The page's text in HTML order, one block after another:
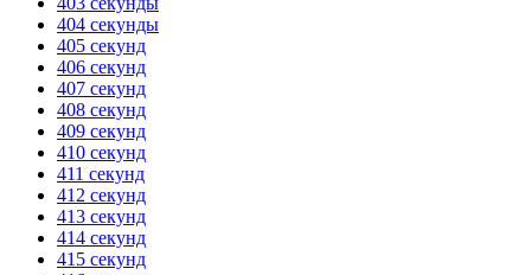
404 секунды
405 секунд
406 секунд
407 секунд
408 секунд
409 секунд
410 секунд
411 секунд
412 секунд
413 секунд
414 секунд
415 секунд